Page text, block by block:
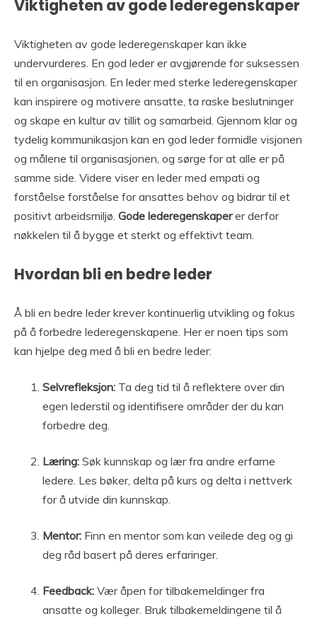
Viktigheten av gode lederegenskaper
Viktigheten av gode lederegenskaper kan ikke
undervurderes. En god leder er avgjørende for suksessen
til en organisasjon. En leder med sterke lederegenskaper
kan inspirere og motivere ansatte, ta raske beslutninger
og skape en kultur av tillit og samarbeid. Gjennom klar og
tydelig kommunikasjon kan en god leder formidle visjonen
og målene til organisasjonen, og sørge for at alle er på
samme side. Videre viser en leder med empati og
forståelse forståelse for ansattes behov og bidrar til et
positivt arbeidsmiljø. Gode lederegenskaperer derfor
nøkkelen til å bygge et sterkt og effektivt team.
Hvordan bli en bedre leder
Å bli en bedre leder krever kontinuerlig utvikling og fokus
på å forbedre lederegenskapene. Her er noen tips som
kan hjelpe deg med å bli en bedre leder:
Selvrefleksjon: Ta deg tid til å reflektere over din
egen lederstil og identifisere områder der du kan
forbedre deg.
Læring: Søk kunnskap og lær fra andre erfarne
ledere. Les bøker, delta på kurs og delta i nettverk
for å utvide din kunnskap.
Mentor: Finn en mentor som kan veilede deg og gi
deg råd basert på deres erfaringer.
Feedback: Vær åpen for tilbakemeldinger fra
ansatte og kolleger. Bruk tilbakemeldingene til å